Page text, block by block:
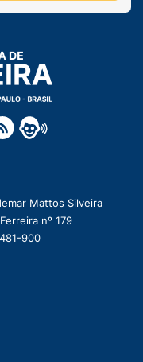
Mattos Silveira
nº 179
900